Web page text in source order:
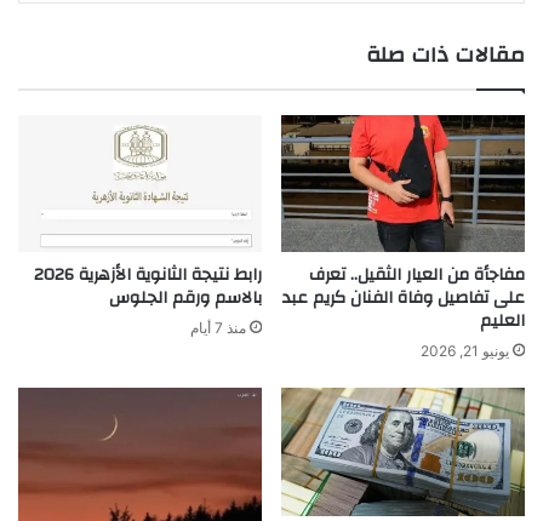
مقالات ذات صلة
مفاجأة من العيار الثقيل.. تعرف
على تفاصيل وفاة الفنان كريم عبد
العليم
يونيو 21, 2026
رابط نتيجة الثانوية الأزهرية 2026
بالاسم ورقم الجلوس
منذ 7 أيام